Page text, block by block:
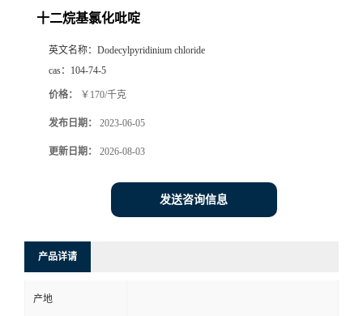
十二烷基氯化吡啶
英文名称： Dodecylpyridinium chloride
cas： 104-74-5
价格： ￥170/千克
发布日期： 2023-06-05
更新日期： 2026-08-03
发送咨询信息
产品详请
产地